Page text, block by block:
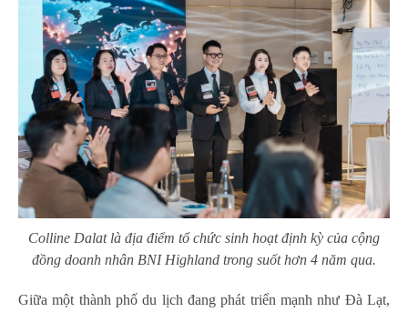
Colline Dalat là địa điểm tổ chức sinh hoạt định kỳ của cộng
đồng doanh nhân BNI Highland trong suốt hơn 4 năm qua.
Giữa một thành phố du lịch đang phát triển mạnh như Đà Lạt,